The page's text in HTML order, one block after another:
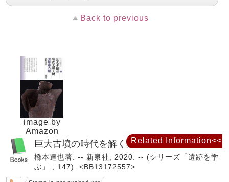
Back to previous
image by
Amazon
巨大古墳の時代を解く鍵 : 黒姫山古墳
橋本達也著. -- 新泉社, 2020. -- (シリーズ「遺跡を学
ぶ」 ; 147). <BB13172557>
Related Information<<